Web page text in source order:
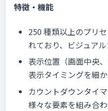
特徴・機能
250 種類以上のプリ
れており、ビジュア
表示位置（画面中央
表示タイミングを細か
カウントダウンタイ
様々な要素を組み合